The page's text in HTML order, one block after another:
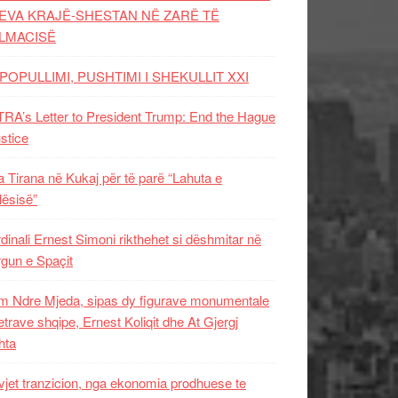
KRAJË-SHESTAN NË ZARË TË
PUSHTIMI I SHEKULLIT XXI
Letter to President Trump: End the Hague
Tirana në Kukaj për të parë “Lahuta e
Ernest Simoni rikthehet si dëshmitar në
e Spaçit
Ndre Mjeda, sipas dy figurave monumentale
shqipe, Ernest Koliqit dhe At Gjergj
tranzicion, nga ekonomia prodhuese te